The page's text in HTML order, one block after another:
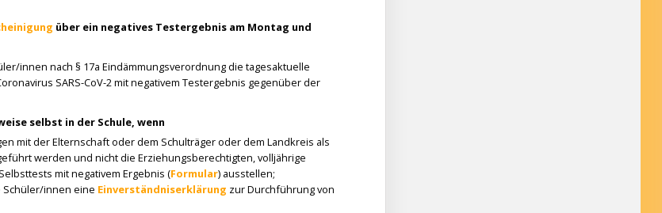
über ein negatives Testergebnis am Montag und
innen nach § 17a Eindämmungsverordnung die tagesaktuelle
SARS-CoV-2 mit negativem Testergebnis gegenüber der
selbst in der Schule, wenn
mit der Elternschaft oder dem Schulträger oder dem Landkreis als
werden und nicht die Erziehungsberechtigten, volljährige
mit negativem Ergebnis (Formular) ausstellen;
Schüler/innen eine Einverständniserklärung zur Durchführung von